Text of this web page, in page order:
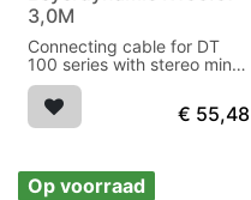
3,0M
Connecting cable for DT
100 series with stereo mini-
jack / 1
€ 55,48
Op voorraad